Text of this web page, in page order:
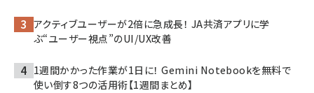
アクティブユーザーが2倍に急成長！ JA共済アプリに学
ぶ“ユーザー視点”のUI/UX改善
1週間かかった作業が1日に！ Gemini Notebookを無料で
使い倒す8つの活用術【1週間まとめ】